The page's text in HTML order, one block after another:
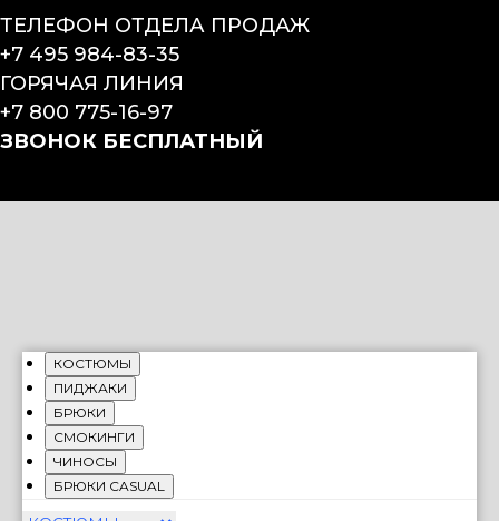
ТЕЛЕФОН ОТДЕЛА ПРОДАЖ
+7 495 984-83-35
ГОРЯЧАЯ ЛИНИЯ
+7 800 775-16-97
ЗВОНОК БЕСПЛАТНЫЙ
КОСТЮМЫ
ПИДЖАКИ
БРЮКИ
СМОКИНГИ
ЧИНОСЫ
БРЮКИ CASUAL